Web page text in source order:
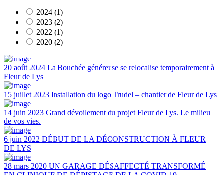
2024 (1)
2023 (2)
2022 (1)
2020 (2)
20 août 2024 La Bouchée généreuse se relocalise temporairement à
Fleur de Lys
15 juillet 2023 Installation du logo Trudel – chantier de Fleur de Lys
14 juin 2023 Grand dévoilement du projet Fleur de Lys. Le milieu
de vos vies.
6 juin 2022 DÉBUT DE LA DÉCONSTRUCTION À FLEUR
DE LYS
28 mars 2020 UN GARAGE DÉSAFFECTÉ TRANSFORMÉ